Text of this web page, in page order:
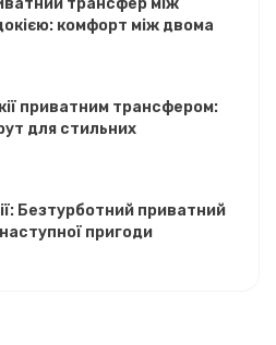
комфорт між двома
приватним трансфером:
для стильних
Безтурботний приватний
пригоди